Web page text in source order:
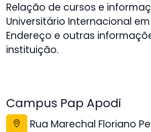
Relação de cursos e
Universitário Internacional
Endereço e outras
instituição.
Campus Pap Apodi
Rua Marechal Floriano